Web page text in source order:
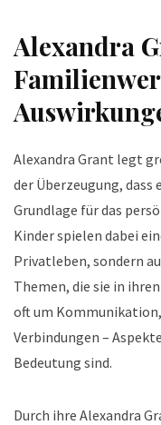
Alexandra
Alexandra Grant legt
der Überzeugung,
Grundlage für das
Kinder spielen dabei
Privatleben, sondern
Themen, die sie in
oft um
Verbindungen –
Bedeutung sind.
Durch ihre Alexandra